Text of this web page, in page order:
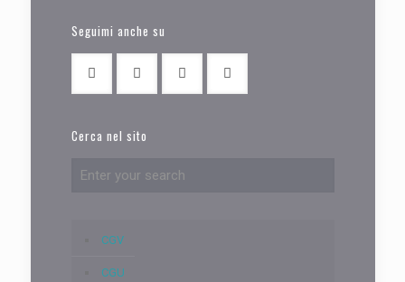
Seguimi anche su
Cerca nel sito
CGV
CGU